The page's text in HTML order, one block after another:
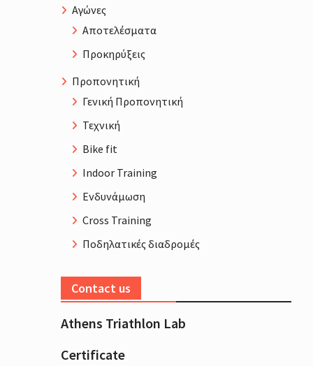
Αγώνες
Αποτελέσματα
Προκηρύξεις
Προπονητική
Γενική Προπονητική
Τεχνική
Bike fit
Indoor Training
Ενδυνάμωση
Cross Training
Ποδηλατικές διαδρομές
Contact us
Athens Triathlon Lab
Certificate